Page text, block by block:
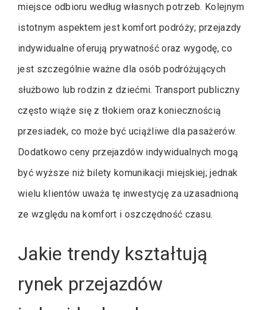
miejsce odbioru według własnych potrzeb. Kolejnym
istotnym aspektem jest komfort podróży; przejazdy
indywidualne oferują prywatność oraz wygodę, co
jest szczególnie ważne dla osób podróżujących
służbowo lub rodzin z dziećmi. Transport publiczny
często wiąże się z tłokiem oraz koniecznością
przesiadek, co może być uciążliwe dla pasażerów.
Dodatkowo ceny przejazdów indywidualnych mogą
być wyższe niż bilety komunikacji miejskiej; jednak
wielu klientów uważa tę inwestycję za uzasadnioną
ze względu na komfort i oszczędność czasu.
Jakie trendy kształtują
rynek przejazdów